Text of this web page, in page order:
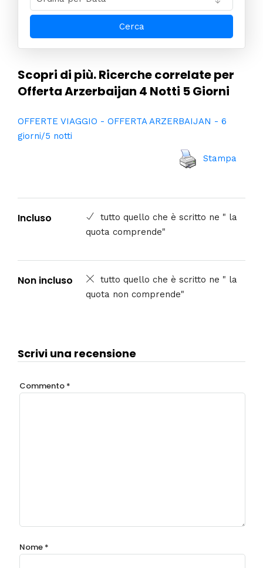
Scopri di più. Ricerche correlate per
Offerta Arzerbaijan 4 Notti 5 Giorni
OFFERTE VIAGGIO - OFFERTA ARZERBAIJAN - 6
giorni/5 notti
Stampa
Incluso
tutto quello che è scritto ne " la
quota comprende"
Non incluso
tutto quello che è scritto ne " la
quota non comprende"
Scrivi una recensione
Commento *
Nome *